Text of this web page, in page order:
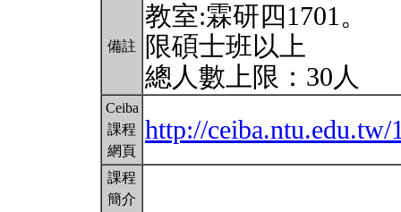
備註
教室:霖研四1701。
限碩士班以上
總人數上限：30人
Ceiba
課程
網頁
http://
課程
簡介